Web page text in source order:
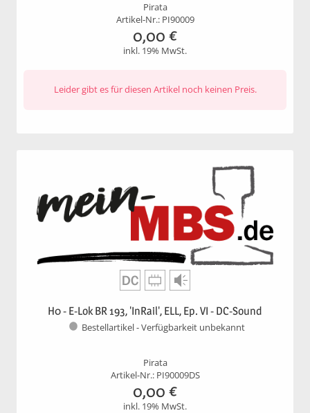
Pirata
Artikel-Nr.: PI90009
0,00 €
inkl. 19% MwSt.
Leider gibt es für diesen Artikel noch keinen Preis.
H0 - E-Lok BR 193, 'InRail', ELL, Ep. VI - DC-Sound
Bestellartikel - Verfügbarkeit unbekannt
Pirata
Artikel-Nr.: PI90009DS
0,00 €
inkl. 19% MwSt.